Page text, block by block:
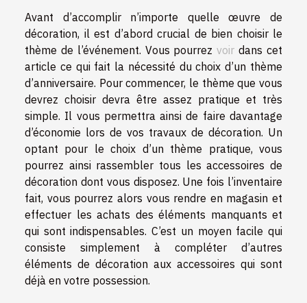
Avant d’accomplir n’importe quelle œuvre de
décoration, il est d’abord crucial de bien choisir le
thème de l’événement. Vous pourrezvoir dans cet
article ce qui fait la nécessité du choix d’un thème
d’anniversaire. Pour commencer, le thème que vous
devrez choisir devra être assez pratique et très
simple. Il vous permettra ainsi de faire davantage
d’économie lors de vos travaux de décoration. Un
optant pour le choix d’un thème pratique, vous
pourrez ainsi rassembler tous les accessoires de
décoration dont vous disposez. Une fois l’inventaire
fait, vous pourrez alors vous rendre en magasin et
effectuer les achats des éléments manquants et
qui sont indispensables. C’est un moyen facile qui
consiste simplement à compléter d’autres
éléments de décoration aux accessoires qui sont
déjà en votre possession.